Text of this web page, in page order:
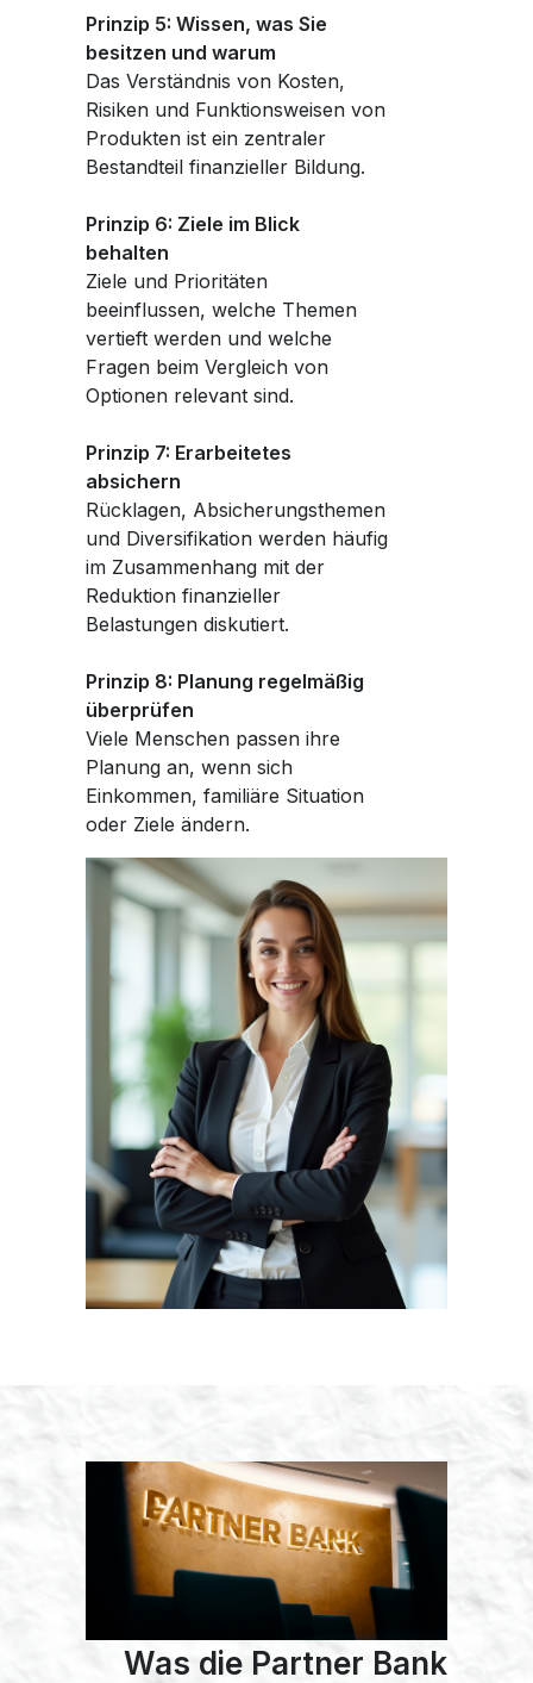
Prinzip 5: Wissen, was Sie
besitzen und warum
Das Verständnis von Kosten,
Risiken und Funktionsweisen von
Produkten ist ein zentraler
Bestandteil finanzieller Bildung.
Prinzip 6: Ziele im Blick
behalten
Ziele und Prioritäten
beeinflussen, welche Themen
vertieft werden und welche
Fragen beim Vergleich von
Optionen relevant sind.
Prinzip 7: Erarbeitetes
absichern
Rücklagen, Absicherungsthemen
und Diversifikation werden häufig
im Zusammenhang mit der
Reduktion finanzieller
Belastungen diskutiert.
Prinzip 8: Planung regelmäßig
überprüfen
Viele Menschen passen ihre
Planung an, wenn sich
Einkommen, familiäre Situation
oder Ziele ändern.
Was die Partner Bank